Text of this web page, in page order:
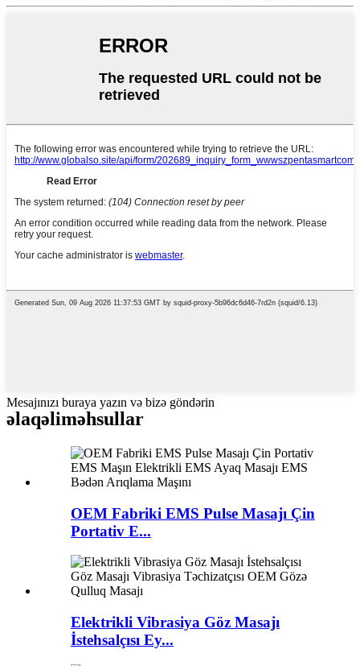
Mesajınızı buraya yazın və bizə göndərin
əlaqəliməhsullar
OEM Fabriki EMS Pulse Masajı Çin
Portativ E...
Elektrikli Vibrasiya Göz Masajı
İstehsalçısı Ey...